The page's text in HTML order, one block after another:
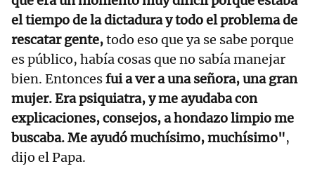
el tiempo de la dictadura y todo el problema de
rescatar gente,todo eso que ya se sabe porque
es público, había cosas que no sabía manejar
bien. Entoncesfui a ver a una señora, una gran
mujer. Era psiquiatra, y me ayudaba con
explicaciones, consejos, a hondazo limpio me
buscaba. Me ayudó muchísimo, muchísimo",
dijo el Papa.